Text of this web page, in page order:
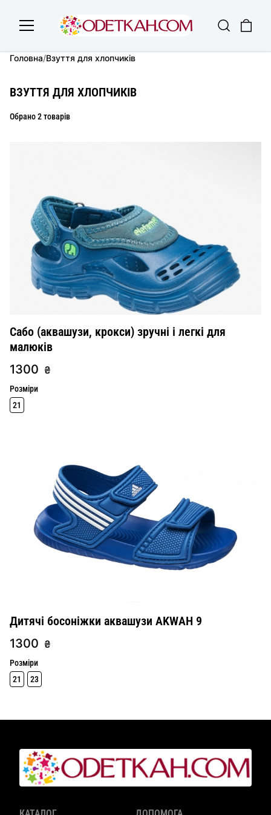
Головна/Взуття для хлопчиків
ВЗУТТЯ ДЛЯ ХЛОПЧИКІВ
Обрано 2 товарів
Сабо (аквашузи, крокси) зручні і легкі для
малюків
1300 ₴
Розміри
21
Дитячі босоніжки аквашузи AKWAH 9
1300 ₴
Розміри
21
23